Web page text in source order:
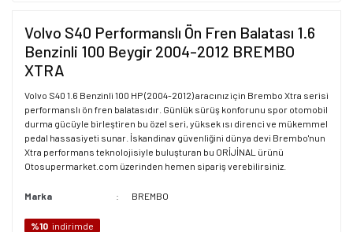
Volvo S40 Performanslı Ön Fren Balatası 1.6
Benzinli 100 Beygir 2004-2012 BREMBO
XTRA
Volvo S40 1.6 Benzinli 100 HP (2004-2012) aracınız için Brembo Xtra serisi
performanslı ön fren balatasıdır. Günlük sürüş konforunu spor otomobil
durma gücüyle birleştiren bu özel seri, yüksek ısı direnci ve mükemmel
pedal hassasiyeti sunar. İskandinav güvenliğini dünya devi Brembo'nun
Xtra performans teknolojisiyle buluşturan bu ORİJİNAL ürünü
Otosupermarket.com üzerinden hemen sipariş verebilirsiniz.
Marka BREMBO
%10 indirimde